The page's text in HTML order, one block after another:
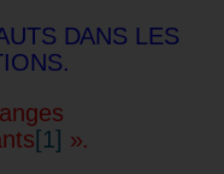
DANS LES
[1] ».